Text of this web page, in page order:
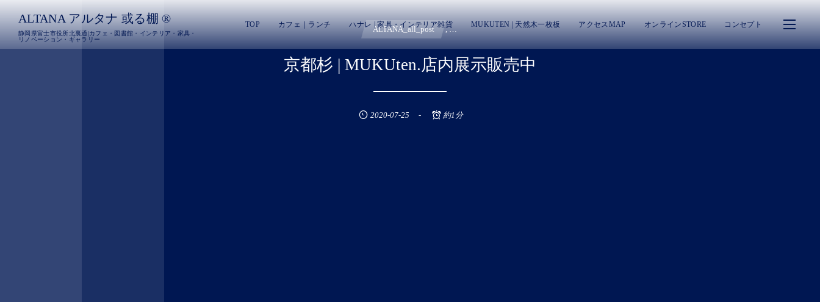
ALTANA アルタナ 或る棚 ®︎
静岡県富士市役所北裏通|カフェ・図書館・インテリア・家具・
リノベーション・ギャラリー
TOP カフェ｜ランチ ハナレ | 家具・インテリア雑貨 MUKUTEN | 天然木一枚板 アクセスMAP オンラインSTORE コンセプト
ALTANA_all_post , …
京都杉 | MUKUten.店内展示販売中
2020-07-25 約1分